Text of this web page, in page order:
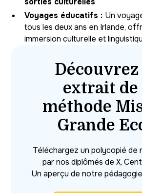
Voyages éducatifs : Un
tous les deux ans en Irlande,
immersion culturelle et
extrait de
méthode
Grande
Téléchargez un polycopié de
par nos diplômés de X,
Un aperçu de notre